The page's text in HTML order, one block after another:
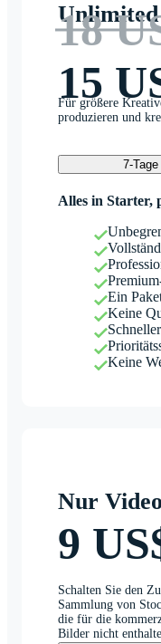
Unlimited
18
15
Für größere
produzieren und
7-
Alles in Starter,
Ein
Keine
Keine
Nur
9
Schalten Sie den
Sammlung von
die für die
Bilder nicht